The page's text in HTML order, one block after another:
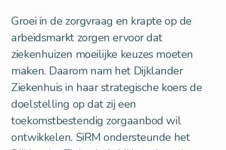
Groei in de zorgvraag en krapte op de
arbeidsmarkt zorgen ervoor dat
ziekenhuizen moeilijke keuzes moeten
maken. Daarom nam het Dijklander
Ziekenhuis in haar strategische koers de
doelstelling op dat zij een
toekomstbestendig zorgaanbod wil
ontwikkelen. SiRM ondersteunde het